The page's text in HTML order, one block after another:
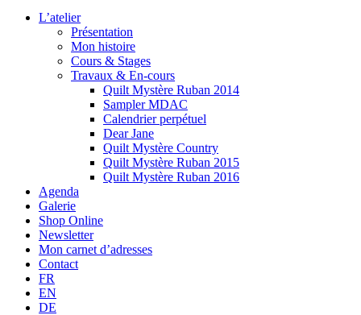
L’atelier
Présentation
Mon histoire
Cours & Stages
Travaux & En-cours
Quilt Mystère Ruban 2014
Sampler MDAC
Calendrier perpétuel
Dear Jane
Quilt Mystère Country
Quilt Mystère Ruban 2015
Quilt Mystère Ruban 2016
Agenda
Galerie
Shop Online
Newsletter
Mon carnet d’adresses
Contact
FR
EN
DE